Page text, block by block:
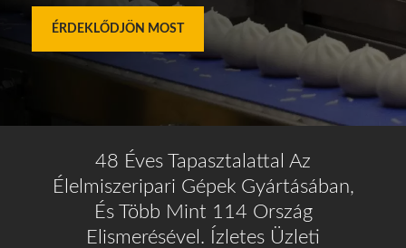
ÉRDEKLŐDJÖN MOST
48 Éves Tapasztalattal Az
Élelmiszeripari Gépek Gyártásában,
És Több Mint 114 Ország
Elismerésével. Ízletes Üzleti